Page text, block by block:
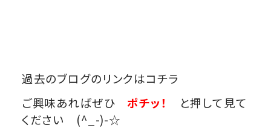
過去のブログのリンクはコチラ
ご興味あればぜひポチッ！
と押して見て
ください (^_-)-☆